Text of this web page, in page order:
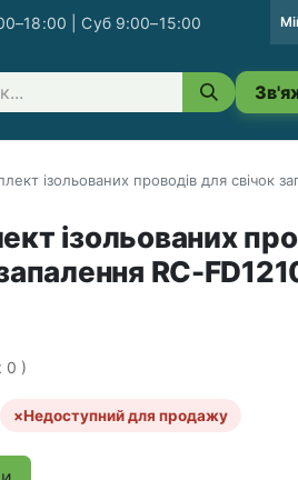
| Суб 9:00–15:00
ізольованих проводів для свічок
ізольованих
RC-
0 )
×Недоступний для продажу